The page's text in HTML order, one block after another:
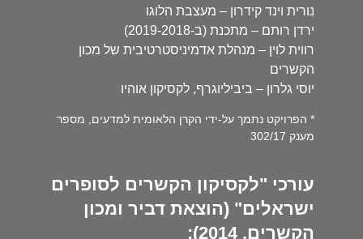
נורית וינד קידרון – מעצבת הלוגו
ירדן רותם – מתכנת (ב-2019-2018)
רווית לוין – מנהלת אדמיניסטרטיבית של מכון
הקשרים
יוסי גלרון – ביביליוגרף, לקסיקון אוהיו
* הפרויקט נתמך על-ידי הקרן הלאומית למדעים, מספר
מענק 302/17
עורכי "לקסיקון הקשרים לסופרים
ישראלים" (הוצאת דביר ומכון
הקשרים, 2014):